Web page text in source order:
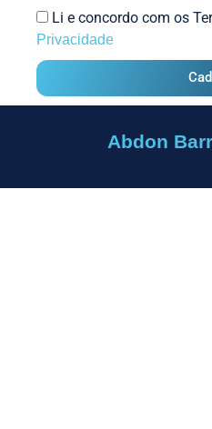
Li e concordo com os
Privacidade
Abdon